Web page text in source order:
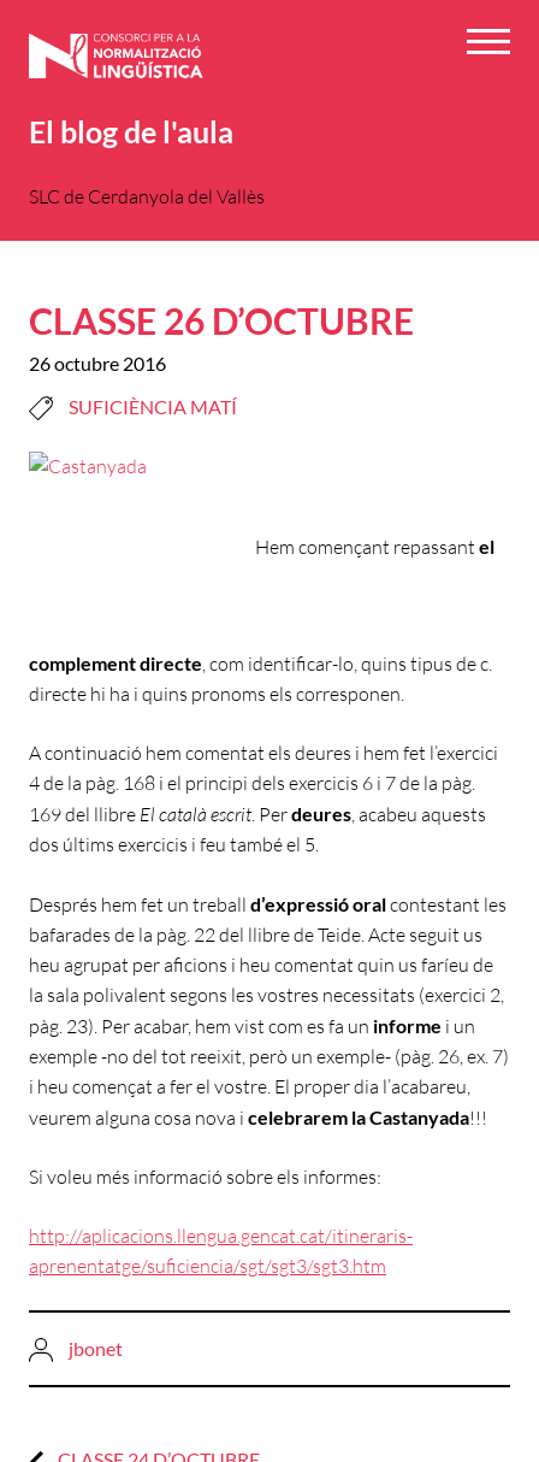
El blog de l'aula
SLC de Cerdanyola del Vallès
CLASSE 26 D’OCTUBRE
26 octubre 2016
SUFICIÈNCIA MATÍ
Hem començant repassant el
complement directe , com identificar-lo, quins tipus de c.
directe hi ha i quins pronoms els corresponen.
A continuació hem comentat els deures i hem fet l’exercici
4 de la pàg. 168 i el principi dels exercicis 6 i 7 de la pàg.
169 del llibre El català escrit. Perdeures , acabeu aquests
dos últims exercicis i feu també el 5.
Després hem fet un treball d’expressió oralcontestant les
bafarades de la pàg. 22 del llibre de Teide. Acte seguit us
heu agrupat per aficions i heu comentat quin us faríeu de
la sala polivalent segons les vostres necessitats (exercici 2,
pàg. 23). Per acabar, hem vist com es fa un informe i un
exemple -no del tot reeixit, però un exemple- (pàg. 26, ex. 7)
i heu començat a fer el vostre. El proper dia l’acabareu,
veurem alguna cosa nova i celebrarem la Castanyada!!!
Si voleu més informació sobre els informes:
http://aplicacions.llengua.gencat.cat/itineraris-
aprenentatge/suficiencia/sgt/sgt3/sgt3.htm
jbonet